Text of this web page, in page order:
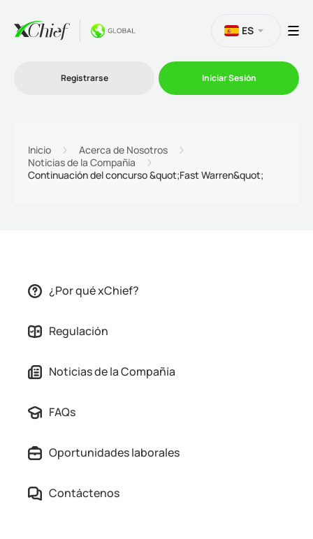
Plataformas
ES
Registrarse Iniciar Sesión
Inicio
Acerca de Nosotros
Noticias de la Compañía
Continuación del concurso &quot;Fast Warren&quot;
¿Por qué xChief?
Regulación
Noticias de la Compañía
FAQs
Oportunidades laborales
Contáctenos